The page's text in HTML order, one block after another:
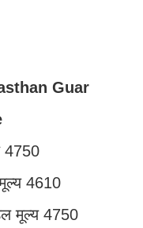
Guar
4750
4610
मूल्य 4750